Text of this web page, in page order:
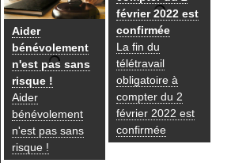
Aider
bénévolement
n'est pas sans
risque !
Aider
bénévolement
n'est pas sans
risque !
février 2022 est
confirmée
La fin du
télétravail
obligatoire à
compter du 2
février 2022 est
confirmée